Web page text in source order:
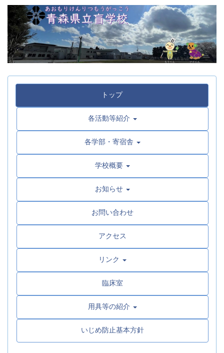
トップ
各活動等紹介
各学部・寄宿舎
学校概要
お知らせ
お問い合わせ
アクセス
リンク
臨床室
用具等の紹介
いじめ防止基本方針